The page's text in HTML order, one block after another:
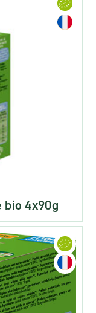
4x90g